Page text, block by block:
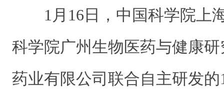
1月16日，中国科学院上
科学院广州生物医药与健康
药业有限公司联合自主研发